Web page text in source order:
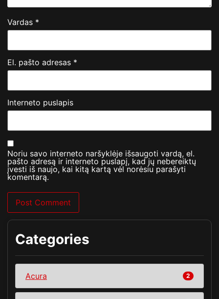
Vardas *
El. pašto adresas *
Interneto puslapis
Noriu savo interneto naršyklėje išsaugoti vardą, el.
pašto adresą ir interneto puslapį, kad jų nebereiktų
įvesti iš naujo, kai kitą kartą vėl norėsiu parašyti
komentarą.
Categories
Acura 2